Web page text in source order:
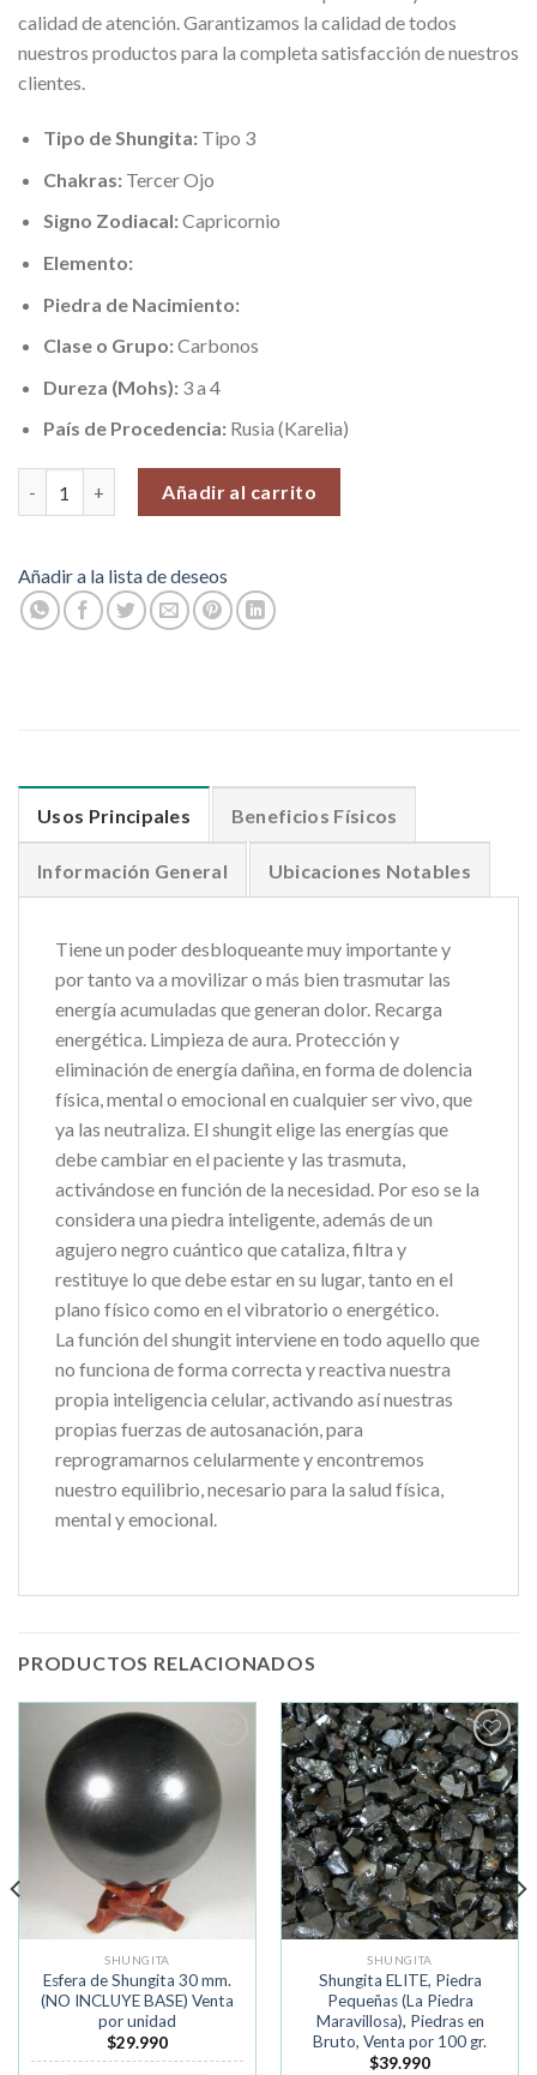
calidad de atención. Garantizamos la calidad de todos
nuestros productos para la completa satisfacción de nuestros
clientes.
Tipo de Shungita: Tipo 3
Chakras: Tercer Ojo
Signo Zodiacal:Capricornio
Elemento:
Piedra de Nacimiento:
Clase o Grupo:Carbonos
Dureza (Mohs): 3 a 4
País de Procedencia: Rusia (Karelia)
Añadir al carrito
Añadir a la lista de deseos
Usos Principales Beneficios Físicos
Información General Ubicaciones Notables
Tiene un poder desbloqueante muy importante y
por tanto va a movilizar o más bien trasmutar las
energía acumuladas que generan dolor. Recarga
energética. Limpieza de aura. Protección y
eliminación de energía dañina, en forma de dolencia
física, mental o emocional en cualquier ser vivo, que
ya las neutraliza. El shungit elige las energías que
debe cambiar en el paciente y las trasmuta,
activándose en función de la necesidad. Por eso se la
considera una piedra inteligente, además de un
agujero negro cuántico que cataliza, filtra y
restituye lo que debe estar en su lugar, tanto en el
plano físico como en el vibratorio o energético.
La función del shungit interviene en todo aquello que
no funciona de forma correcta y reactiva nuestra
propia inteligencia celular, activando así nuestras
propias fuerzas de autosanación, para
reprogramarnos celularmente y encontremos
nuestro equilibrio, necesario para la salud física,
mental y emocional.
PRODUCTOS RELACIONADOS
Añadir
a la
deseos
SHUNGITA
Esfera de Shungita 30 mm.
(NO INCLUYE BASE) Venta
por unidad
$29.990
Añadir
a la
lista de
deseos
SHUNGITA
Shungita ELITE, Piedra
Pequeñas (La Piedra
Maravillosa), Piedras en
Bruto, Venta por 100 gr.
$39.990